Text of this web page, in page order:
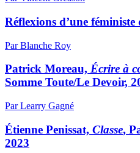
Réflexions d’une féministe
Par Blanche Roy
Patrick Moreau, Écrire à
Somme Toute/Le Devoir,
Par Learry Gagné
Étienne Penissat, Classe,
2023